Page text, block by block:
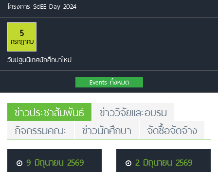
โครงการ SciEE Day 2024
5
กรกฎาคม
วันปฐมนิเทศนักศึกษาใหม่
Events ทั้งหมด
ข่าวประชาสัมพันธ์
ข่าววิจัยและอบรม
กิจกรรมคณะ
ข่าวนักศึกษา จัดซื้อจัดจ้าง
9 มิถุนายน 2569 2 มิถุนายน 2569